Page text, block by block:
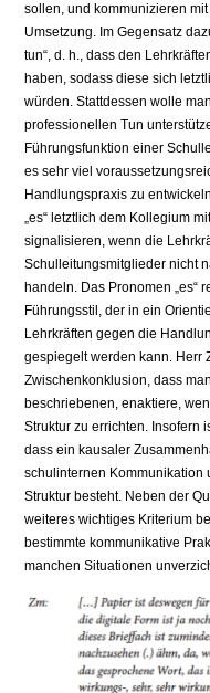
sollen, und kommunizieren
Umsetzung. Im Gegensatz
tun“, d. h., dass den
haben, sodass diese sich
würden. Stattdessen wolle
professionellen Tun
Führungsfunktion einer
es sehr viel
Handlungspraxis zu
„es“ letztlich dem Kollegium
signalisieren, wenn die
Schulleitungsmitglieder nicht
handeln. Das Pronomen „es“
Führungsstil, der in ein
Lehrkräften gegen die
gespiegelt werden kann. Herr
Zwischenkonklusion, dass
beschriebenen, enaktiere,
Struktur zu errichten. Insofern
dass ein kausaler
schulinternen Kommunikation
Struktur besteht. Neben der
weiteres wichtiges Kriterium
bestimmte kommunikative
manchen Situationen